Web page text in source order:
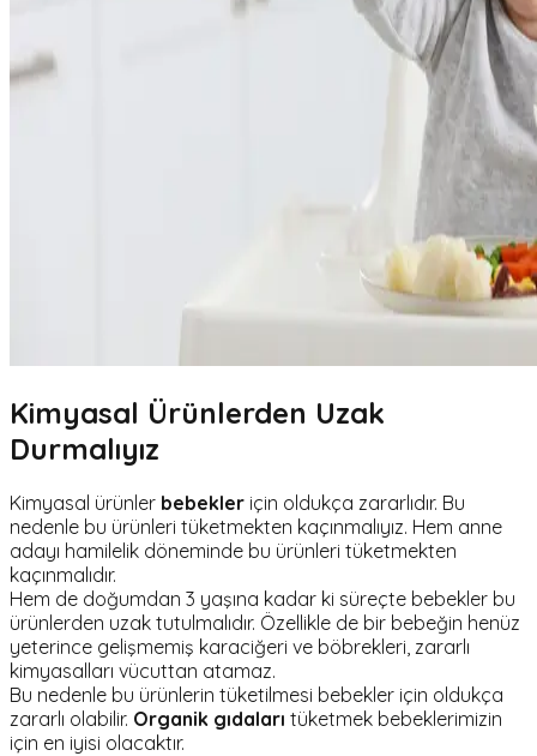
Kimyasal Ürünlerden Uzak
Durmalıyız
Kimyasal ürünler bebekler için oldukça zararlıdır. Bu
nedenle bu ürünleri tüketmekten kaçınmalıyız. Hem anne
adayı hamilelik döneminde bu ürünleri tüketmekten
kaçınmalıdır.
Hem de doğumdan 3 yaşına kadar ki süreçte bebekler bu
ürünlerden uzak tutulmalıdır. Özellikle de bir bebeğin henüz
yeterince gelişmemiş karaciğeri ve böbrekleri, zararlı
kimyasalları vücuttan atamaz.
Bu nedenle bu ürünlerin tüketilmesi bebekler için oldukça
zararlı olabilir. Organik gıdaları tüketmek bebeklerimizin
için en iyisi olacaktır.